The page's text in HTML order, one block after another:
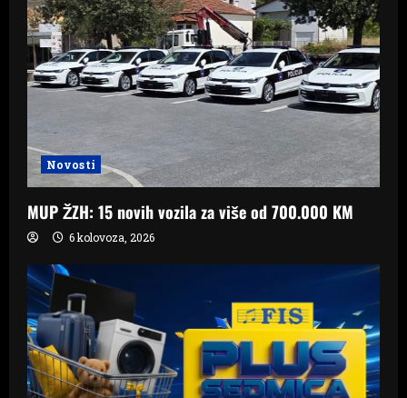
Novosti
MUP ŽZH: 15 novih vozila za više od 700.000 KM
6 kolovoza, 2026